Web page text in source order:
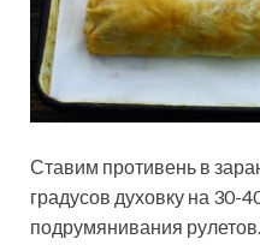
Ставим противень в
градусов духовку на 30-
подрумянивания рулетов.